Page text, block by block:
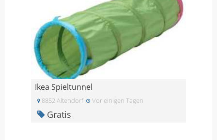
Ikea Spieltunnel
8852 Altendorf Vor einigen Tagen
Gratis